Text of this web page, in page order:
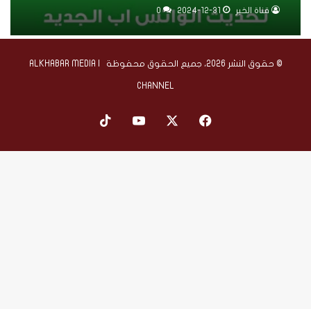
قناة الخبر 2024-12-31
0
© حقوق النشر 2026، جميع الحقوق محفوظة | ALKHABAR MEDIA
CHANNEL
فيسبوك ‫YouTube